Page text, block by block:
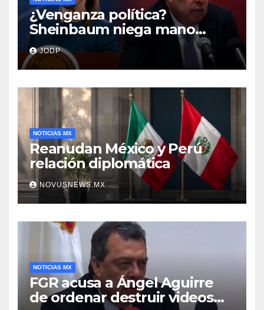
¿Venganza política?
Sheinbaum niega mano
negra en captura de Ángel
Aguirre
JODP
NOTICIAS MX
Reanudan México y Perú
relación diplomática
NOVUSNEWS.MX
NOTICIAS MX
FGR acusa a Ángel Aguirre
de ordenar destruir videos